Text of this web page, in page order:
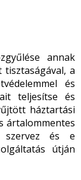
annak
a
és
teljesítse és
háztartási
ártalommentes
szervez és e
útján